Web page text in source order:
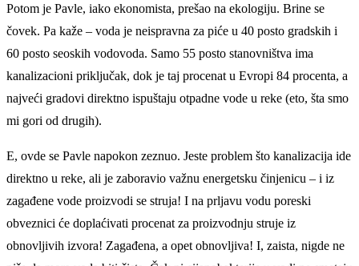
Potom je Pavle, iako ekonomista, prešao na ekologiju. Brine se
čovek. Pa kaže – voda je neispravna za piće u 40 posto gradskih i
60 posto seoskih vodovoda. Samo 55 posto stanovništva ima
kanalizacioni priključak, dok je taj procenat u Evropi 84 procenta, a
najveći gradovi direktno ispuštaju otpadne vode u reke (eto, šta smo
mi gori od drugih).
E, ovde se Pavle napokon zeznuo. Jeste problem što kanalizacija ide
direktno u reke, ali je zaboravio važnu energetsku činjenicu – i iz
zagađene vode proizvodi se struja! I na prljavu vodu poreski
obveznici će doplaćivati procenat za proizvodnju struje iz
obnovljivih izvora! Zagađena, a opet obnovljiva! I, zaista, nigde ne